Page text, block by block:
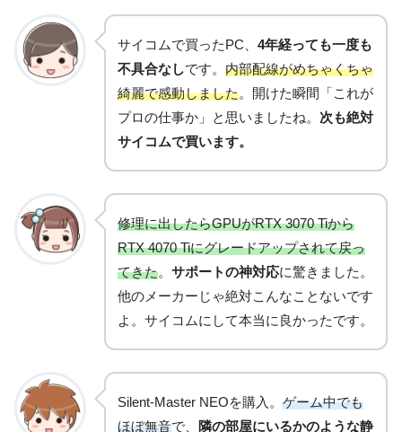
サイコムで買ったPC、 4年経っても一度も
不具合なしです。 内部配線がめちゃくちゃ
綺麗で感動しました。開けた瞬間「これが
プロの仕事か」と思いましたね。 次も絶対
サイコムで買います。
修理に出したらGPUがRTX 3070 Tiから
RTX 4070 Tiにグレードアップされて戻っ
てきた。 サポートの神対応に驚きました。
他のメーカーじゃ絶対こんなことないです
よ。サイコムにして本当に良かったです。
Silent-Master NEOを購入。 ゲーム中でも
ほぼ無音で、 隣の部屋にいるかのような静